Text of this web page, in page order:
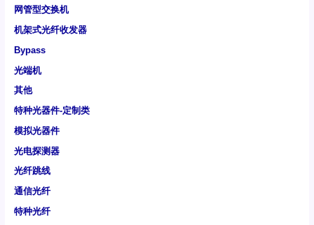
网管型交换机
机架式光纤收发器
Bypass
光端机
其他
特种光器件-定制类
模拟光器件
光电探测器
光纤跳线
通信光纤
特种光纤